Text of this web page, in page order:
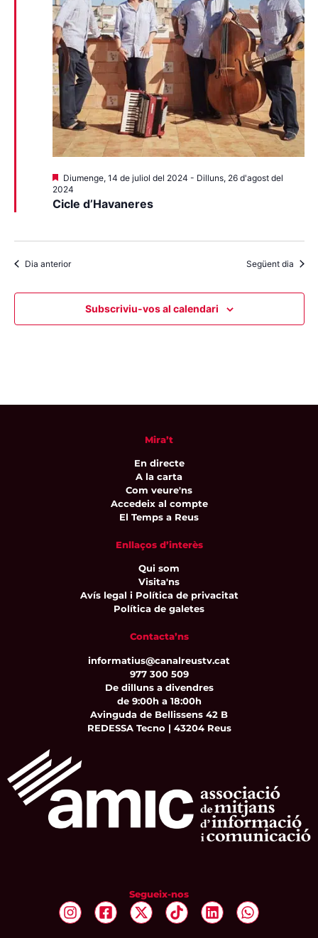
Cicle d’Havaneres
Destacats
Diumenge, 14 de juliol del 2024 - Dilluns, 26 d'agost del
2024
Dia anterior Següent dia
Subscriviu-vos al calendari
Mira’t
En directe
A la carta
Com veure'ns
Accedeix al compte
El Temps a Reus
Enllaços d’interès
Qui som
Visita'ns
Avís legal i Política de privacitat
Política de galetes
Contacta’ns
informatius@canalreustv.cat
977 300 509
De dilluns a divendres
de 9:00h a 18:00h
Avinguda de Bellissens 42 B
REDESSA Tecno | 43204 Reus
Segueix-nos